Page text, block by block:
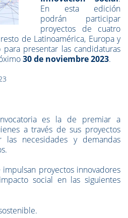
En esta edición
podrán participar
proyectos de cuatro
de Latinoamérica, Europa y
para presentar las candidaturas
30 de noviembre 2023.
es la de premiar a
a través de sus proyectos
las necesidades y demandas
proyectos innovadores
social en las siguientes